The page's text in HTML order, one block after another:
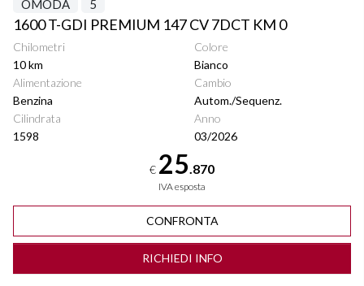
OMODA 5
1600 T-GDI PREMIUM 147 CV 7DCT KM 0
Chilometri
10 km
Colore
Bianco
Alimentazione
Benzina
Cambio
Autom./Sequenz.
Cilindrata
1598
Anno
03/2026
€ 25.870
IVA esposta
CONFRONTA
RICHIEDI INFO